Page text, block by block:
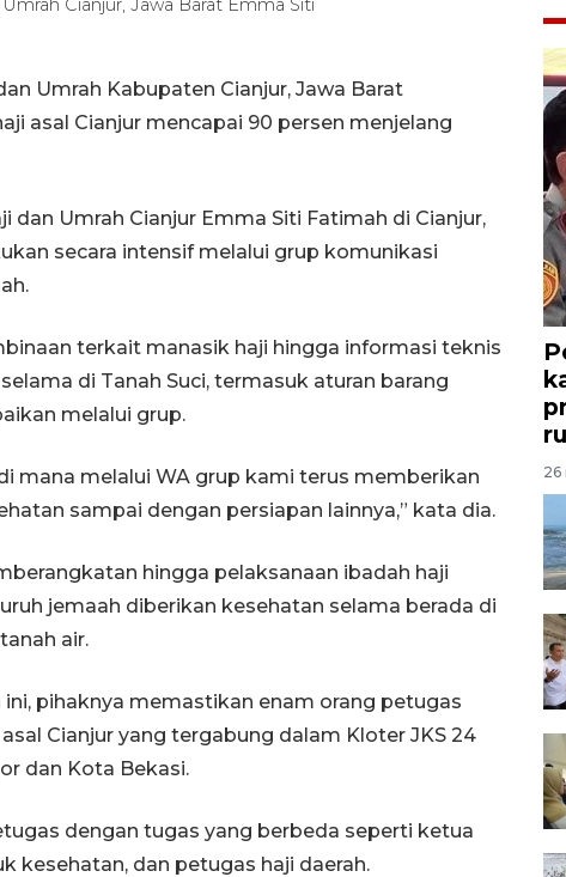
Cianjur, Jawa Barat Emma Siti
Umrah Kabupaten Cianjur, Jawa Barat
asal Cianjur mencapai 90 persen menjelang
dan Umrah Cianjur Emma Siti Fatimah di Cianjur,
secara intensif melalui grup komunikasi
terkait manasik haji hingga informasi teknis
di Tanah Suci, termasuk aturan barang
melalui grup.
mana melalui WA grup kami terus memberikan
sampai dengan persiapan lainnya,” kata dia.
hingga pelaksanaan ibadah haji
jemaah diberikan kesehatan selama berada di
air.
pihaknya memastikan enam orang petugas
Cianjur yang tergabung dalam Kloter JKS 24
dan Kota Bekasi.
dengan tugas yang berbeda seperti ketua
kesehatan, dan petugas haji daerah.
26